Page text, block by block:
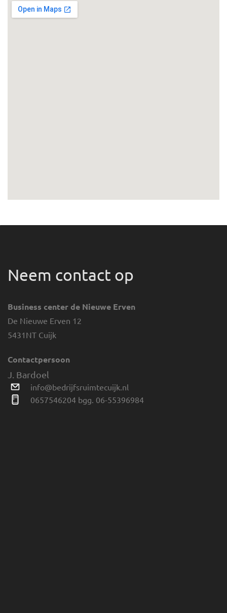
Neem contact op
Business center de Nieuwe Erven
De Nieuwe Erven 12
5431NT Cuijk
Contactpersoon
J. Bardoel
info@bedrijfsruimtecuijk.nl
0657546204 bgg. 06-55396984